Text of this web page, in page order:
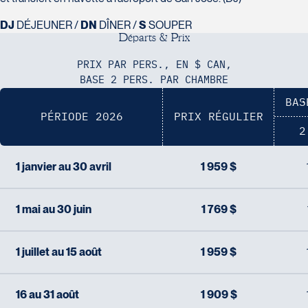
DJ DÉJEUNER / DN DÎNER /S SOUPER
Départs & Prix
PRIX PAR PERS., EN $ CAN,
BASE 2 PERS. PAR CHAMBRE
PÉRIODE 2026 PRIX RÉGULIER
1 janvier au 30 avril 1 959 $
1 mai au 30 juin 1 769 $
1 juillet au 15 août 1 959 $
16 au 31 août 1 909 $